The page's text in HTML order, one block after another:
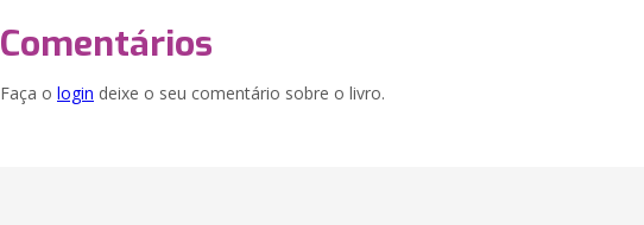
Comentários
Faça o login deixe o seu comentário sobre o livro.